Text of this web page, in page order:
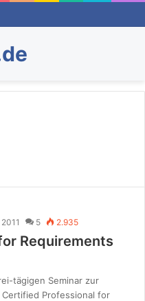
5 2.935
Requirements
tägigen Seminar zur
Professional for